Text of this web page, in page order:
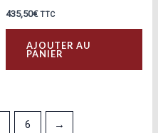
435,50€ TTC
AJOUTER AU
PANIER
6 →